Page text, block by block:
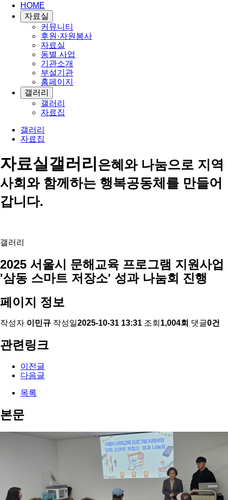
HOME
자료실
커뮤니티
후원·자원봉사
자료실
동별 사업
기관소개
부설기관
홈페이지
갤러리
갤러리
자료집
갤러리
자료집
자료실갤러리은혜와 나눔으로 지역
사회와 함께하는 행복공동체를 만들어
갑니다.
갤러리
2025 서울시 문해교육 프로그램 지원사업
'삼동 스마트 저장소' 성과 나눔회 진행
페이지 정보
작성자 이민규 작성일2025-10-31 13:31 조회 1,004회 댓글0건
관련링크
이전글
다음글
목록
본문